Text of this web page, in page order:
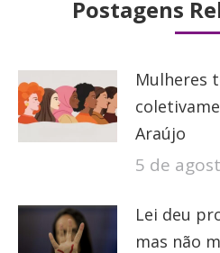
Postagens
Mulheres
Araújo
5 de
Lei deu
mas não